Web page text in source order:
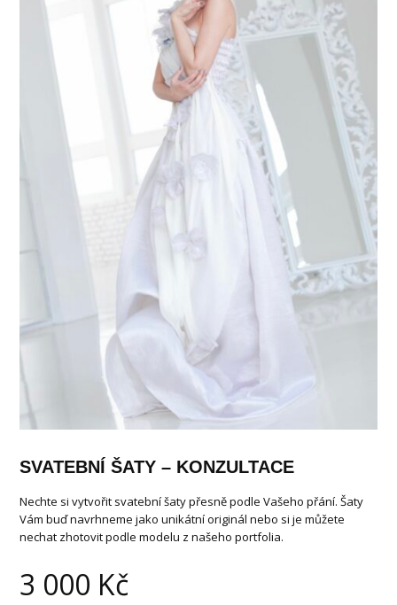
SVATEBNÍ ŠATY – KONZULTACE
Nechte si vytvořit svatební šaty přesně podle Vašeho přání. Šaty
Vám buď navrhneme jako unikátní originál nebo si je můžete
nechat zhotovit podle modelu z našeho portfolia.
3 000 Kč